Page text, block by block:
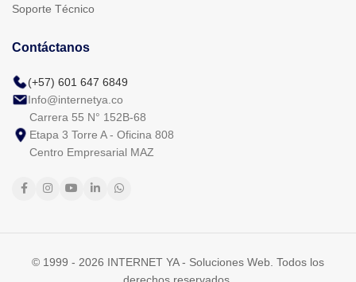
Soporte Técnico
Contáctanos
(+57) 601 647 6849
Info@internetya.co
Carrera 55 N° 152B-68
Etapa 3 Torre A - Oficina 808
Centro Empresarial MAZ
© 1999 - 2026 INTERNET YA - Soluciones Web. Todos los